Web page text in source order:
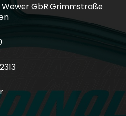
GbR Grimmstraße